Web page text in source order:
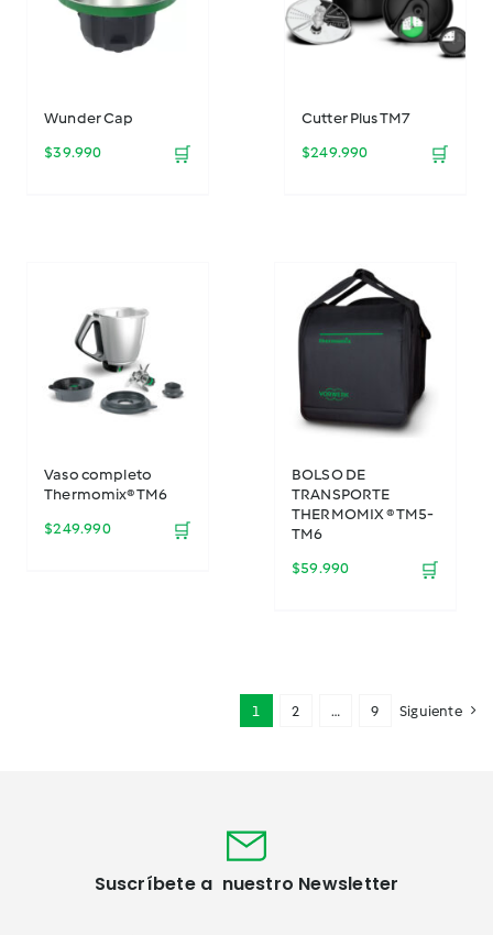
Wunder Cap
$39.990 🛒
Cutter Plus TM7
$249.990 🛒
Vaso completo
Thermomix® TM6
$249.990 🛒
BOLSO DE
TRANSPORTE
THERMOMIX ® TM5-
TM6
$59.990 🛒
1 2 … 9 Siguiente
Suscríbete a nuestro Newsletter